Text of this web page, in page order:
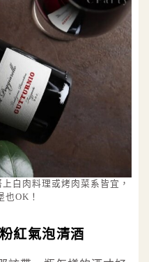
白肉料理或烤肉菜系皆宜，
也OK！
紅氣泡清酒